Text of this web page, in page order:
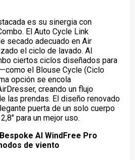
es su sinergia con
El Auto Cycle Link
secado adecuado en Air
el ciclo de lavado. Al
ciertos ciclos diseñados para
el Blouse Cycle (Ciclo
opción se encola
creando un flujo
las prendas. El diseño renovado
puerta de un solo cuerpo
para un mejor uso.
AI WindFree Pro
de viento